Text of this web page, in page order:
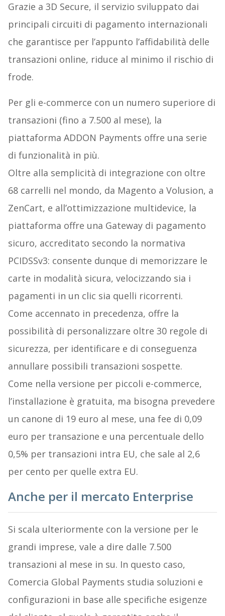
Grazie a 3D Secure, il servizio sviluppato dai
principali circuiti di pagamento internazionali
che garantisce per l’appunto l’affidabilità delle
transazioni online, riduce al minimo il rischio di
frode.
Per gli e-commerce con un numero superiore di
transazioni (fino a 7.500 al mese), la
piattaforma ADDON Payments offre una serie
di funzionalità in più.
Oltre alla semplicità di integrazione con oltre
68 carrelli nel mondo, da Magento a Volusion, a
ZenCart, e all’ottimizzazione multidevice, la
piattaforma offre una Gateway di pagamento
sicuro, accreditato secondo la normativa
PCIDSSv3: consente dunque di memorizzare le
carte in modalità sicura, velocizzando sia i
pagamenti in un clic sia quelli ricorrenti.
Come accennato in precedenza, offre la
possibilità di personalizzare oltre 30 regole di
sicurezza, per identificare e di conseguenza
annullare possibili transazioni sospette.
Come nella versione per piccoli e-commerce,
l’installazione è gratuita, ma bisogna prevedere
un canone di 19 euro al mese, una fee di 0,09
euro per transazione e una percentuale dello
0,5% per transazioni intra EU, che sale al 2,6
per cento per quelle extra EU.
Anche per il mercato Enterprise
Si scala ulteriormente con la versione per le
grandi imprese, vale a dire dalle 7.500
transazioni al mese in su. In questo caso,
Comercia Global Payments studia soluzioni e
configurazioni in base alle specifiche esigenze